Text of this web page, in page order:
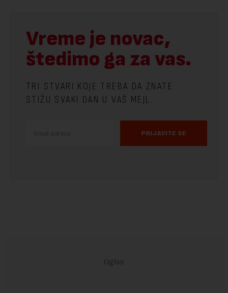
Vreme je novac,
štedimo ga za vas.
TRI STVARI KOJE TREBA DA ZNATE
STIŽU SVAKI DAN U VAŠ MEJL.
PRIJAVITE SE